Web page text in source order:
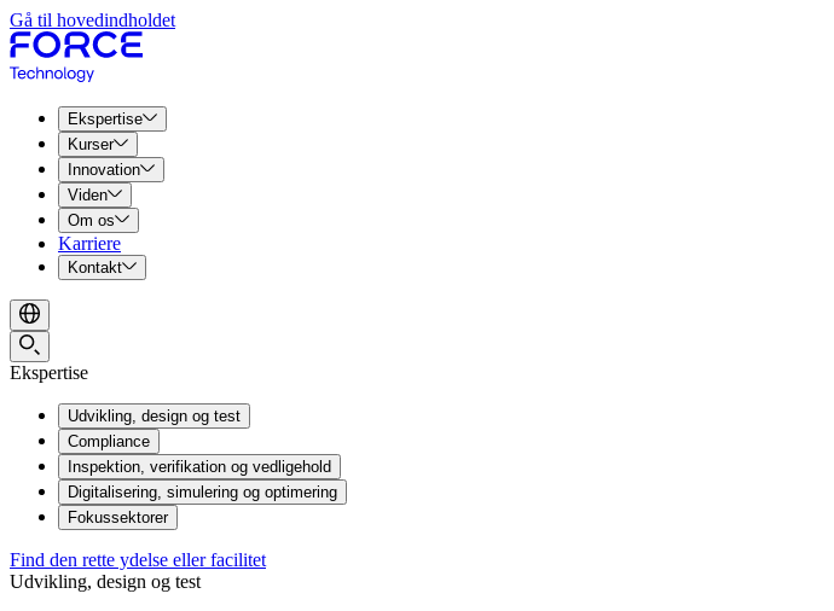
Gå til hovedindholdet
Ekspertise
Kurser
Innovation
Viden
Om os
Karriere
Kontakt
Ekspertise
Udvikling, design og test
Compliance
Inspektion, verifikation og vedligehold
Digitalisering, simulering og optimering
Fokussektorer
Find den rette ydelse eller facilitet
Udvikling, design og test